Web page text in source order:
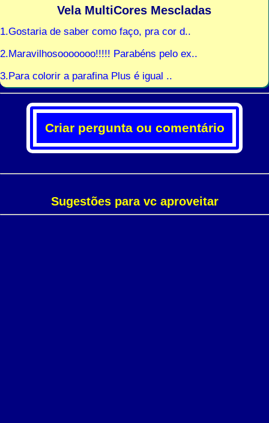
Vela MultiCores Mescladas
1.Gostaria de saber como faço, pra cor d..
2.Maravilhosooooooo!!!!! Parabéns pelo ex..
3.Para colorir a parafina Plus é igual ..
Criar pergunta ou comentário
Sugestões para vc aproveitar